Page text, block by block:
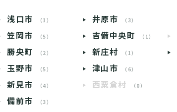
浅口市 （1） 井原市 （3）
笠岡市 （5） 吉備中央町 （1）
勝央町 （2） 新庄村 （1）
玉野市 （5） 津山市 （6）
新見市 （4） 西粟倉村 （0）
備前市 （3）